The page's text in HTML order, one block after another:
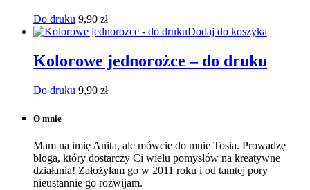
Do druku 9,90 zł
Dodaj do koszyka
Kolorowe jednorożce – do druku
Do druku 9,90 zł
O mnie
Mam na imię Anita, ale mówcie do mnie Tosia. Prowadzę
bloga, który dostarczy Ci wielu pomysłów na kreatywne
działania! Założyłam go w 2011 roku i od tamtej pory
nieustannie go rozwijam.